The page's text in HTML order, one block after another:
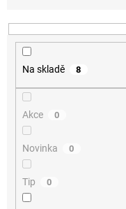
Na skladě 8
Akce 0
Novinka 0
Tip 0